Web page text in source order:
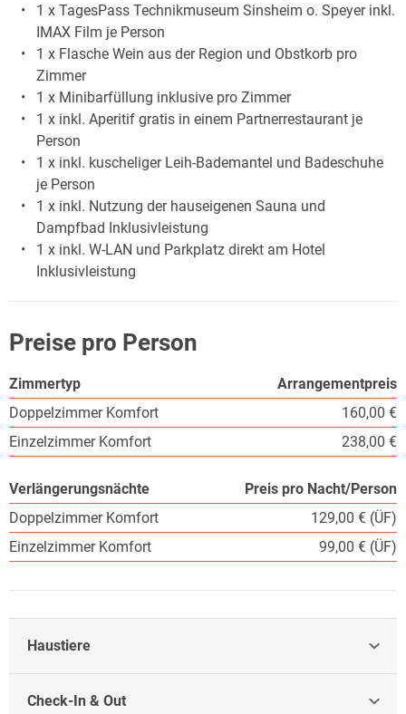
1 x TagesPass Technikmuseum Sinsheim o. Speyer inkl.
IMAX Film je Person
1 x Flasche Wein aus der Region und Obstkorb pro
Zimmer
1 x Minibarfüllung inklusive pro Zimmer
1 x inkl. Aperitif gratis in einem Partnerrestaurant je
Person
1 x inkl. kuscheliger Leih-Bademantel und Badeschuhe
je Person
1 x inkl. Nutzung der hauseigenen Sauna und
Dampfbad Inklusivleistung
1 x inkl. W-LAN und Parkplatz direkt am Hotel
Inklusivleistung
Preise pro Person
Zimmertyp
Arrangementpreis
Doppelzimmer Komfort
160,00 €
Einzelzimmer Komfort
238,00 €
Verlängerungsnächte
Preis pro Nacht/Person
Doppelzimmer Komfort
129,00 € (ÜF)
Einzelzimmer Komfort
99,00 € (ÜF)
Haustiere
Check-In & Out